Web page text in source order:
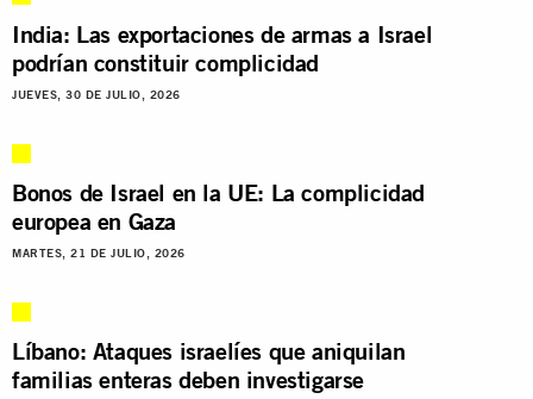
India: Las exportaciones de armas a Israel
podrían constituir complicidad
JUEVES, 30 DE JULIO, 2026
Bonos de Israel en la UE: La complicidad
europea en Gaza
MARTES, 21 DE JULIO, 2026
Líbano: Ataques israelíes que aniquilan
familias enteras deben investigarse